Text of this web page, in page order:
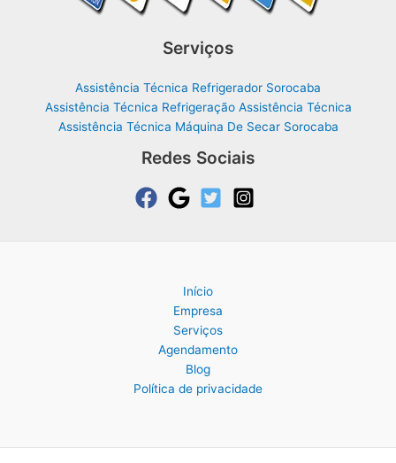
Serviços
Assistência Técnica Refrigerador Sorocaba
Assistência Técnica Refrigeração Assistência Técnica
Assistência Técnica Máquina De Secar Sorocaba
Redes Sociais
Início
Empresa
Serviços
Agendamento
Blog
Política de privacidade